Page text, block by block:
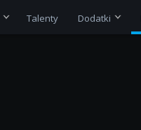
Talenty Dodatki